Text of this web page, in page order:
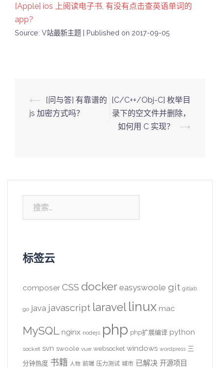
[Apple] ios 上阅读电子书, 有没有点击查英语单词的
app?
Source: V站最新主题 Published on 2017-09-05
Post
navigation
⟵
[问与答] 有靠谱的
js 加密方式吗？
[C/C++/Obj-C] 枚举目
录下的空文件并删除，
如何用 C 实现？
⟶
索：
标签云
composer CSS docker easyswoole git gitlab
go java javascript laravel linux mac
MySQL nginx nodejs php php扩展编译 python
socket svn swoole vue websocket windows wordpress 三
分钟热度 书籍 人物 前端 压力测试 城市 已解决 开源项目